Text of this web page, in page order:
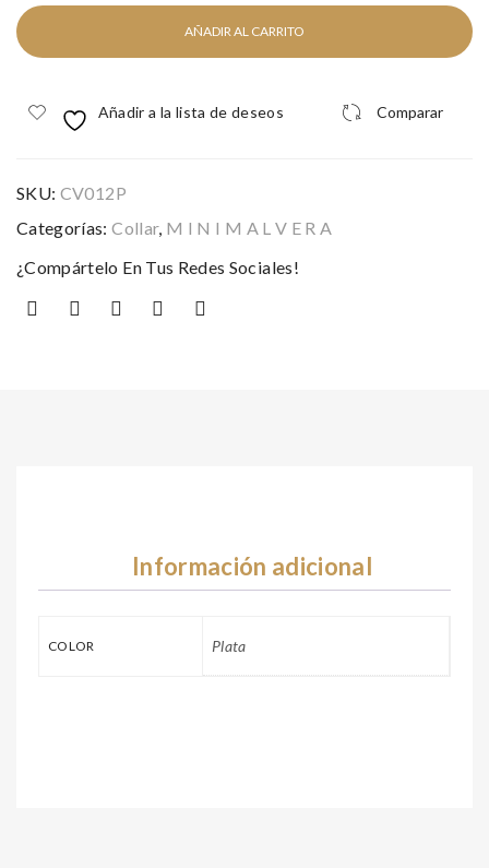
AÑADIR AL CARRITO
Añadir a la lista de deseos Comparar
SKU: CV012P
Categorías:Collar, M I N I M A L V E R A
¿Compártelo En Tus Redes Sociales!
Información adicional
COLOR Plata